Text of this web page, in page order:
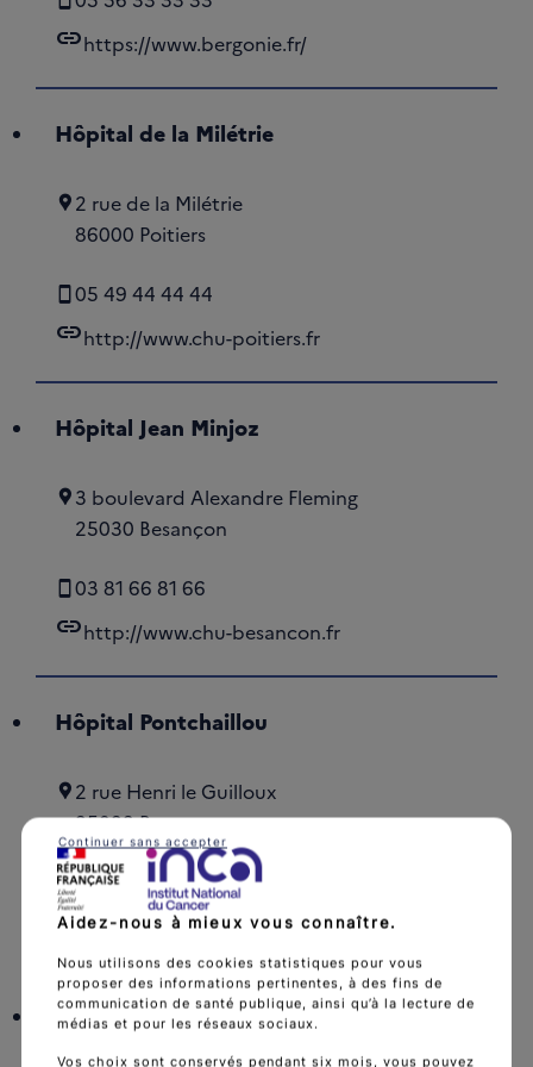
linkhttps://www.bergonie.fr/
Hôpital de la Milétrie
2 rue de la Milétrie
86000 Poitiers
05 49 44 44 44
linkhttp://www.chu-poitiers.fr
Hôpital Jean Minjoz
3 boulevard Alexandre Fleming
25030 Besançon
03 81 66 81 66
linkhttp://www.chu-besancon.fr
Hôpital Pontchaillou
2 rue Henri le Guilloux
35033 Rennes
02 99 28 43 21
linkhttp://www.chu-rennes.fr
Hôpital Albert Michallon
Aidez-nous à mieux vous connaître.
Nous utilisons des cookies statistiques pour vous
proposer des informations pertinentes, à des fins de
communication de santé publique, ainsi qu’à la lecture de
médias et pour les réseaux sociaux.
Vos choix sont conservés pendant six mois, vous pouvez
Continuer sans accepter